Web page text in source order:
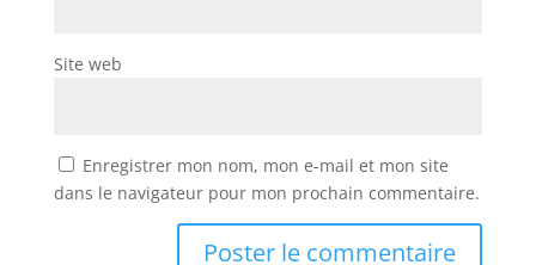
Site web
Enregistrer mon nom, mon e-mail et mon site
dans le navigateur pour mon prochain commentaire.